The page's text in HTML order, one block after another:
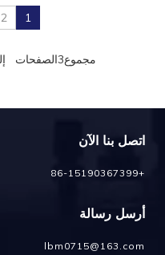
1
2
مجموع3الصفحات إلى
اتصل بنا الآن
+86-15190367399
أرسل رسالة
lbm0715@163.com